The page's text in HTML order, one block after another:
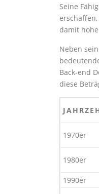
Seine
damit
Neben
Back-end
diese
1970er
1980er
1990er